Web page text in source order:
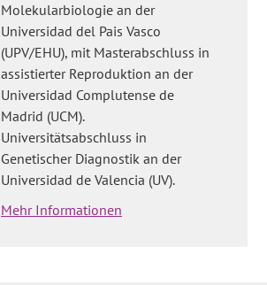
Molekularbiologie an der
Universidad del Pais Vasco
(UPV/EHU), mit Masterabschluss in
assistierter Reproduktion an der
Universidad Complutense de
Madrid (UCM).
Universitätsabschluss in
Genetischer Diagnostik an der
Universidad de Valencia (UV).
Mehr Informationen